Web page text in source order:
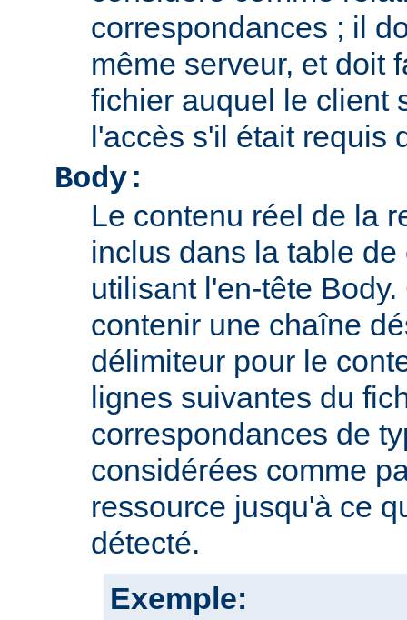
correspondances ; il
même serveur, et doit
fichier auquel le client
l'accès s'il était requis
Body:
Le contenu réel de la
inclus dans la table
utilisant l'en-tête
contenir une chaîne
délimiteur pour le
lignes suivantes du
correspondances de
considérées comme
ressource jusqu'à ce
détecté.
Exemple: